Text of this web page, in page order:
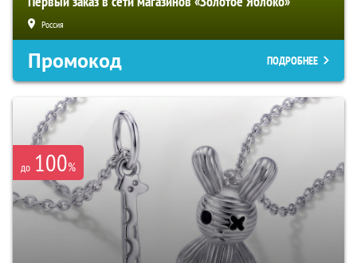
Россия
Промокод ПОДРОБНЕЕ
до 100%